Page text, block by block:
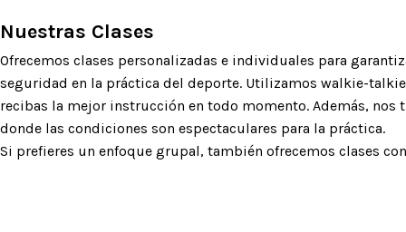
Nuestras Clases
Ofrecemos clases personalizadas e individuales para
seguridad en la práctica del deporte. Utilizamos walkie-
recibas la mejor instrucción en todo momento. Además, nos
donde las condiciones son espectaculares para la práctica.
Si prefieres un enfoque grupal, también ofrecemos clases